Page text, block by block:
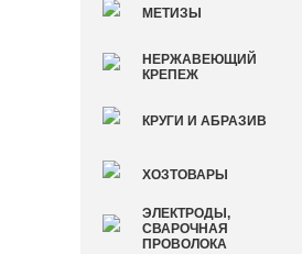
МЕТИЗЫ
НЕРЖАВЕЮЩИЙ
КРЕПЕЖ
КРУГИ И АБРАЗИВ
ХОЗТОВАРЫ
ЭЛЕКТРОДЫ,
СВАРОЧНАЯ
ПРОВОЛОКА